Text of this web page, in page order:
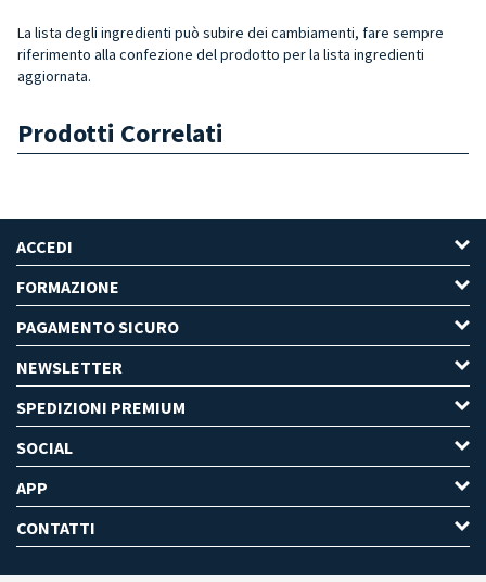
La lista degli ingredienti può subire dei cambiamenti, fare sempre
riferimento alla confezione del prodotto per la lista ingredienti
aggiornata.
Prodotti Correlati
ACCEDI
FORMAZIONE
PAGAMENTO SICURO
NEWSLETTER
SPEDIZIONI PREMIUM
SOCIAL
APP
CONTATTI